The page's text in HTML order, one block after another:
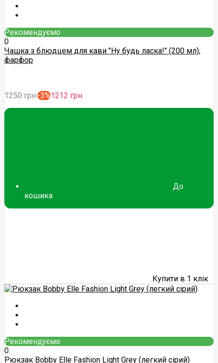
Рекомендуємо
0
Чашка з блюдцем для кави "Ну будь ласка!" (200 мл),
фарфор
1250 грн.-3%1212 грн.
До
кошика
Купити в 1 клік
Рекомендуємо
0
Рюкзак Bobby Elle Fashion Light Grey (легкий сірий)